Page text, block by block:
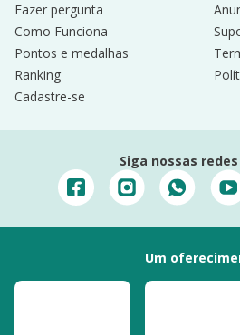
Fazer pergunta
Como Funciona
Pontos e medalhas
Ranking
Cadastre-se
Siga nossas
Um